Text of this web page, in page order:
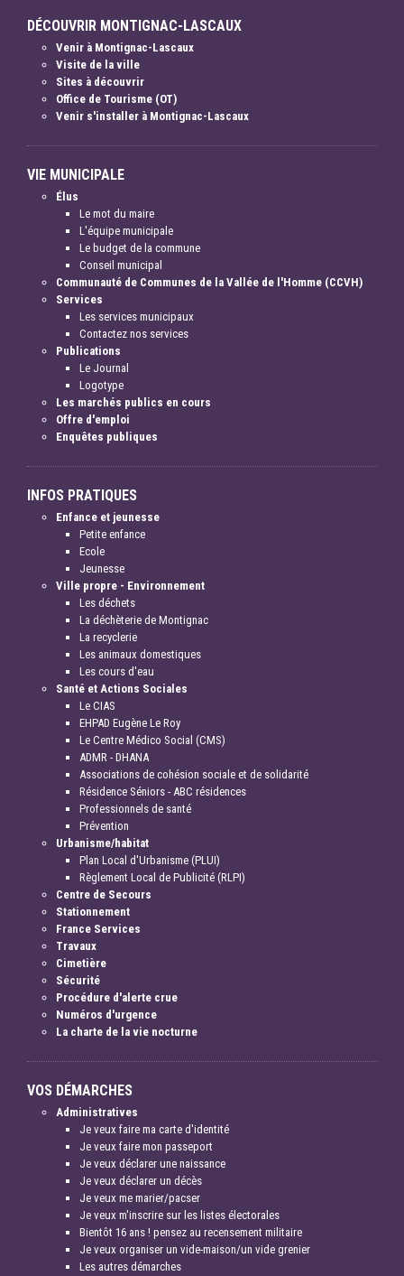
DÉCOUVRIR MONTIGNAC-LASCAUX
Venir à Montignac-Lascaux
Visite de la ville
Sites à découvrir
Office de Tourisme (OT)
Venir s'installer à Montignac-Lascaux
VIE MUNICIPALE
Élus
Le mot du maire
L'équipe municipale
Le budget de la commune
Conseil municipal
Communauté de Communes de la Vallée de l'Homme (CCVH)
Services
Les services municipaux
Contactez nos services
Publications
Le Journal
Logotype
Les marchés publics en cours
Offre d'emploi
Enquêtes publiques
INFOS PRATIQUES
Enfance et jeunesse
Petite enfance
Ecole
Jeunesse
Ville propre - Environnement
Les déchets
La déchèterie de Montignac
La recyclerie
Les animaux domestiques
Les cours d'eau
Santé et Actions Sociales
Le CIAS
EHPAD Eugène Le Roy
Le Centre Médico Social (CMS)
ADMR - DHANA
Associations de cohésion sociale et de solidarité
Résidence Séniors - ABC résidences
Professionnels de santé
Prévention
Urbanisme/habitat
Plan Local d'Urbanisme (PLUI)
Règlement Local de Publicité (RLPI)
Centre de Secours
Stationnement
France Services
Travaux
Cimetière
Sécurité
Procédure d'alerte crue
Numéros d'urgence
La charte de la vie nocturne
VOS DÉMARCHES
Administratives
Je veux faire ma carte d'identité
Je veux faire mon passeport
Je veux déclarer une naissance
Je veux déclarer un décès
Je veux me marier/pacser
Je veux m'inscrire sur les listes électorales
Bientôt 16 ans ! pensez au recensement militaire
Je veux organiser un vide-maison/un vide grenier
Les autres démarches